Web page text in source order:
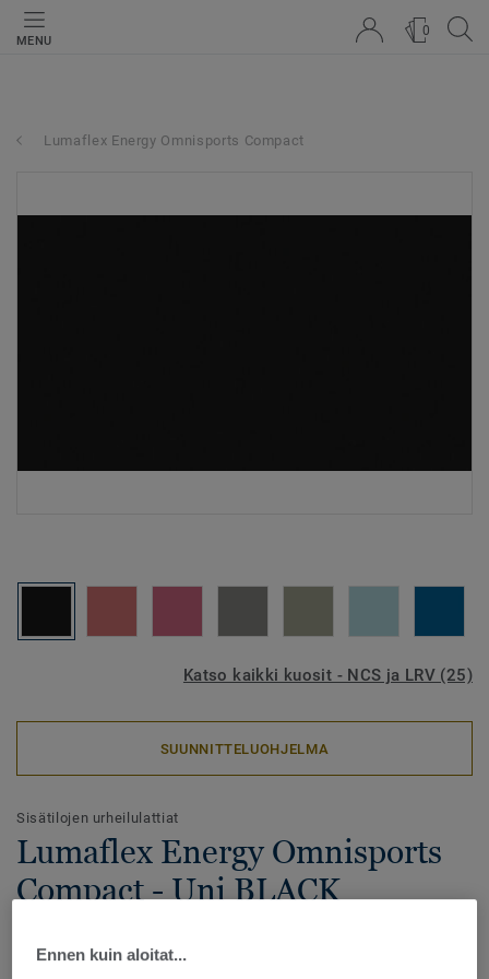
MENU
0
Lumaflex Energy Omnisports Compact
Katso kaikki kuosit - NCS ja LRV (25)
SUUNNITTELUOHJELMA
Sisätilojen urheilulattiat
Lumaflex Energy Omnisports
Compact - Uni BLACK
urheilulattia, jonka alusrakenne on valmistettu
Ennen kuin aloitat...